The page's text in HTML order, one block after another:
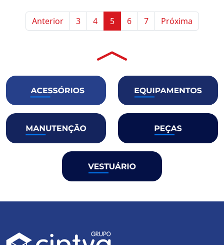
Anterior 3 4 5 6 7 Próxima